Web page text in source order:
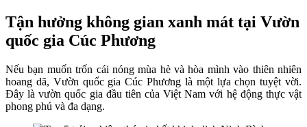
Tận hưởng không gian xanh mát tại Vườn
quốc gia Cúc Phương
Nếu bạn muốn trốn cái nóng mùa hè và hòa mình vào thiên nhiên
hoang dã, Vườn quốc gia Cúc Phương là một lựa chọn tuyệt vời.
Đây là vườn quốc gia đầu tiên của Việt Nam với hệ động thực vật
phong phú và đa dạng.